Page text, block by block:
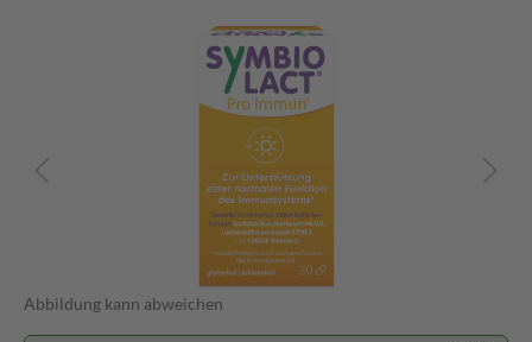
Abbildung kann abweichen